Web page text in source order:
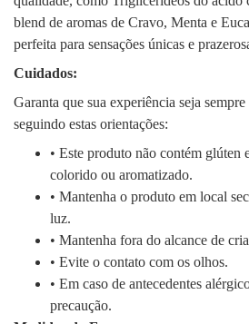
blend de aromas de Cravo, Menta e
perfeita para sensações únicas e
Cuidados:
Garanta que sua experiência seja sempre
seguindo estas orientações:
• Este produto não contém glúten
colorido ou aromatizado.
• Mantenha o produto em local
luz.
• Mantenha fora do alcance de
• Evite o contato com os olhos.
• Em caso de antecedentes
precaução.